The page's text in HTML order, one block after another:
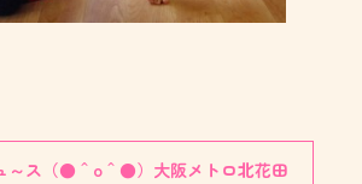
～ス（●＾o＾●）大阪メトロ北花田